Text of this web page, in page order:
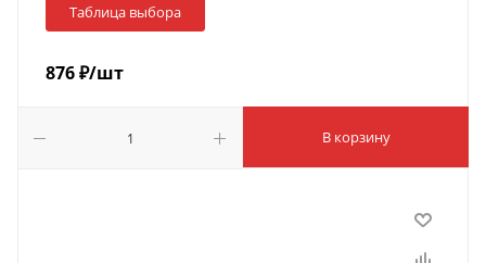
Таблица выбора
876₽/шт
В корзину